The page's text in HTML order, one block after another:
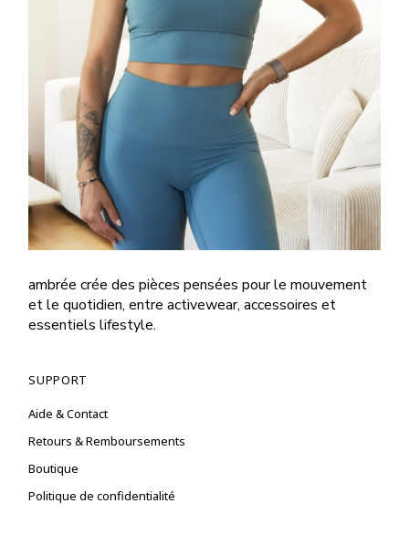
ambrée crée des pièces pensées pour le mouvement
et le quotidien, entre activewear, accessoires et
essentiels lifestyle.
SUPPORT
Aide & Contact
Retours & Remboursements
Boutique
Politique de confidentialité